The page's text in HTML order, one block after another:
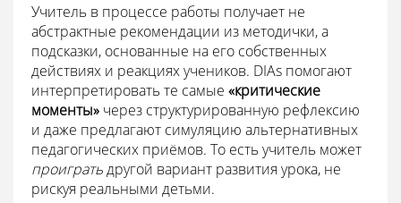
Учитель в процессе работы получает не
абстрактные рекомендации из методички, а
подсказки, основанные на его собственных
действиях и реакциях учеников. DIAs помогают
интерпретировать те самые «критические
моменты» через структурированную рефлексию
и даже предлагают симуляцию альтернативных
педагогических приёмов. То есть учитель может
проигратьдругой вариант развития урока, не
рискуя реальными детьми.